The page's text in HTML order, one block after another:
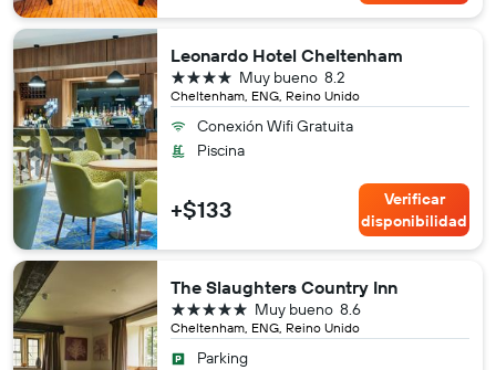
Leonardo Hotel Cheltenham
Cheltenham, ENG, Reino Unido
8.2
Muy bueno
4 estrellas
Conexión Wifi Gratuita
Piscina
+$133
Verificar
disponibilidad
The Slaughters Country Inn
Cheltenham, ENG, Reino Unido
8.6
Muy bueno
5 estrellas
Parking